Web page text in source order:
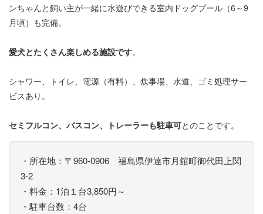
ンちゃんと飼い主が一緒に水遊びできる室内ドッグプール（6～9
月頃）も完備。
愛犬とたくさん楽しめる施設です。
シャワー、トイレ、電源（有料）、炊事場、水道、ゴミ処理サー
ビスあり。
セミフルコン、バスコン、トレーラーも駐車可とのことです。
・所在地：〒960-0906 福島県伊達市月舘町御代田上関
3-2
・料金：1泊１台3,850円～
・駐車台数：4台